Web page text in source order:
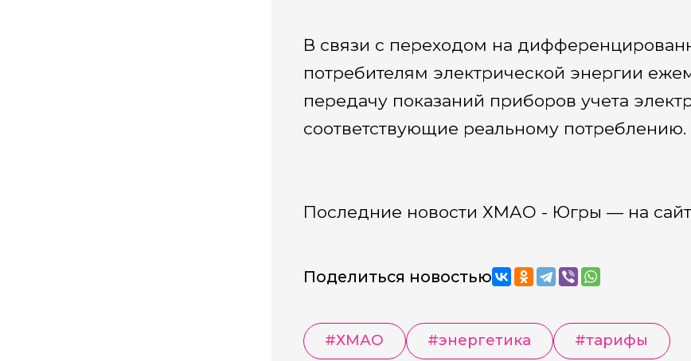
В связи с переходом на
потребителям электрической энергии
передачу показаний приборов учета
соответствующие реальному потреблению.
Последние новости ХМАО - Югры — на
Поделиться новостью
#ХМАО #энергетика #тарифы